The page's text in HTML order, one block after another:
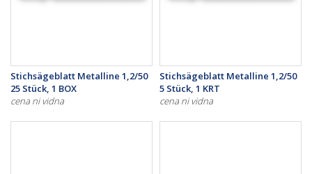
Stichsägeblatt Metalline 1,2/50
25 Stück, 1 BOX
cena ni vidna
Stichsägeblatt Metalline 1,2/50
5 Stück, 1 KRT
cena ni vidna